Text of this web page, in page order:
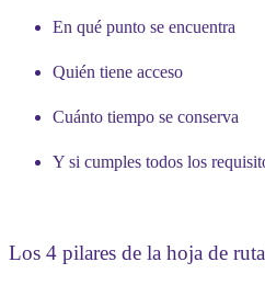
En qué punto se encuentra
Quién tiene acceso
Cuánto tiempo se conserva
Y si cumples todos los
Los 4 pilares de la hoja de